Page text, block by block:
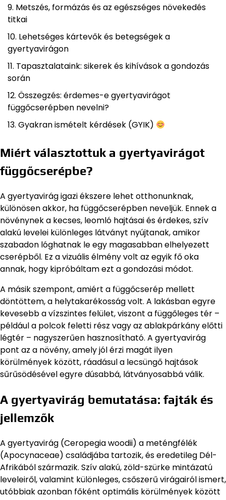
Metszés, formázás és az egészséges növekedés
titkai
Lehetséges kártevők és betegségek a
gyertyavirágon
Tapasztalataink: sikerek és kihívások a gondozás
során
Összegzés: érdemes-e gyertyavirágot
függőcserépben nevelni?
Gyakran ismételt kérdések (GYIK)
Miért választottuk a gyertyavirágot
függőcserépbe?
A gyertyavirág igazi ékszere lehet otthonunknak,
különösen akkor, ha függőcserépben neveljük. Ennek a
növénynek a kecses, leomló hajtásai és érdekes, szív
alakú levelei különleges látványt nyújtanak, amikor
szabadon lóghatnak le egy magasabban elhelyezett
cserépből. Ez a vizuális élmény volt az egyik fő oka
annak, hogy kipróbáltam ezt a gondozási módot.
A másik szempont, amiért a függőcserép mellett
döntöttem, a helytakarékosság volt. A lakásban egyre
kevesebb a vízszintes felület, viszont a függőleges tér –
például a polcok feletti rész vagy az ablakpárkány előtti
légtér – nagyszerűen hasznosítható. A gyertyavirág
pont az a növény, amely jól érzi magát ilyen
körülmények között, ráadásul a lecsüngő hajtások
sűrűsödésével egyre dúsabbá, látványosabbá válik.
A gyertyavirág bemutatása: fajták és
jellemzők
A gyertyavirág (Ceropegia woodii) a meténgfélék
(Apocynaceae) családjába tartozik, és eredetileg Dél-
Afrikából származik. Szív alakú, zöld-szürke mintázatú
leveleiről, valamint különleges, csőszerű virágairól ismert,
utóbbiak azonban főként optimális körülmények között